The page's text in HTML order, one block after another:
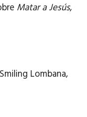
Matar a Jesús,
Lombana,